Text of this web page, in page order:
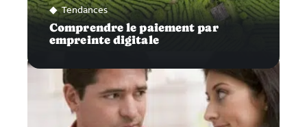
Tendances
Comprendre le paiement par
empreinte digitale